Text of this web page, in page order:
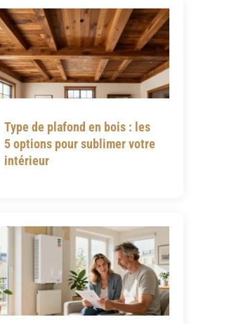
Type de plafond en bois : les
5 options pour sublimer votre
intérieur